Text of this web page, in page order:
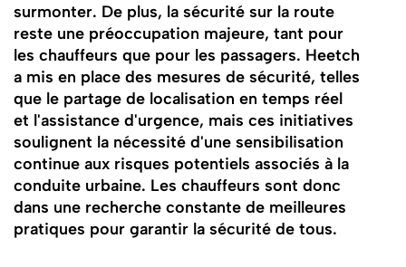
surmonter. De plus, la sécurité sur la route
reste une préoccupation majeure, tant pour
les chauffeurs que pour les passagers. Heetch
a mis en place des mesures de sécurité, telles
que le partage de localisation en temps réel
et l'assistance d'urgence, mais ces initiatives
soulignent la nécessité d'une sensibilisation
continue aux risques potentiels associés à la
conduite urbaine. Les chauffeurs sont donc
dans une recherche constante de meilleures
pratiques pour garantir la sécurité de tous.